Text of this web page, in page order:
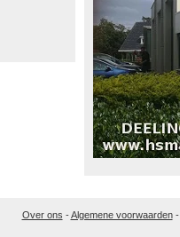
Over ons -Algemene voorwaarden-